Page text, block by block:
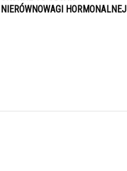
NIERÓWNOWAGI HORMONALNEJ